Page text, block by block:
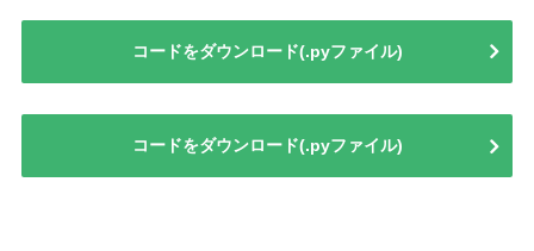
コードをダウンロード(.pyファイル)
コードをダウンロード(.pyファイル)